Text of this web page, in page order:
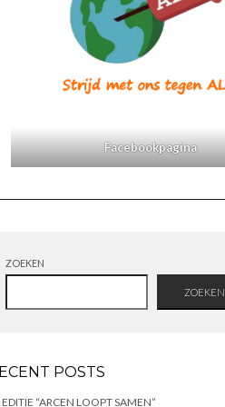
Facebookpagina
ZOEKEN
ZOEKEN
POSTS
“ARCEN LOOPT SAMEN”